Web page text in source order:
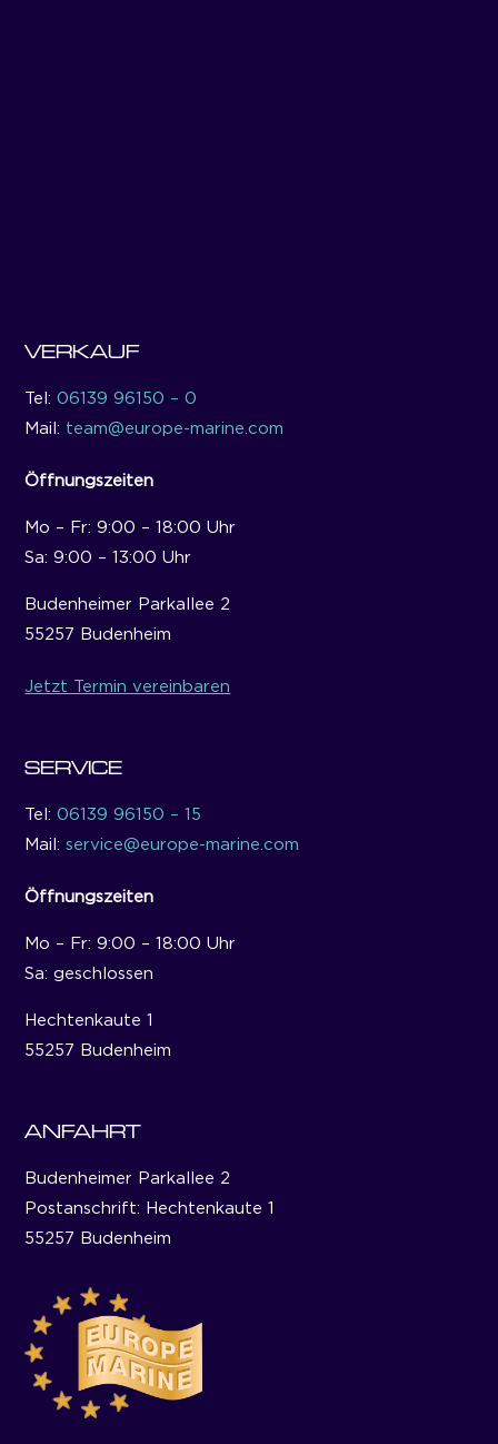
VERKAUF
Tel:06139 96150 – 0
Mail: team@europe-marine.com
Öffnungszeiten
Mo – Fr: 9:00 – 18:00 Uhr
Sa: 9:00 – 13:00 Uhr
Budenheimer Parkallee 2
55257 Budenheim
Jetzt Termin vereinbaren
SERVICE
Tel:06139 96150 – 15
Mail:service@europe-marine.com
Öffnungszeiten
Mo – Fr: 9:00 – 18:00 Uhr
Sa: geschlossen
Hechtenkaute 1
55257 Budenheim
ANFAHRT
Budenheimer Parkallee 2
Postanschrift: Hechtenkaute 1
55257 Budenheim